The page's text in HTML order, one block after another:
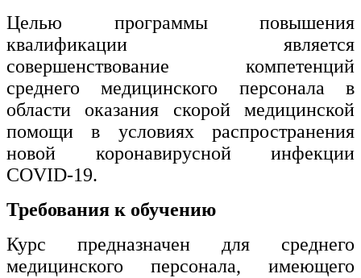
Целью программы повышения
квалификации является
совершенствование компетенций
среднего медицинского персонала в
области оказания скорой медицинской
помощи в условиях распространения
новой коронавирусной инфекции
COVID-19.
Требования к обучению
Курс предназначен для среднего
медицинского персонала, имеющего